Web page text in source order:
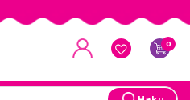
0